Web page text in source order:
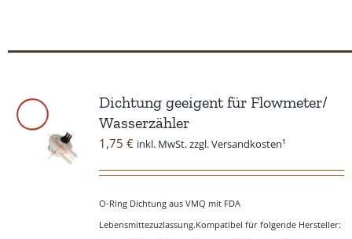
Dichtung geeigent für Flowmeter/
Wasserzähler
1,75 € inkl. MwSt. zzgl. Versandkosten¹
O-Ring Dichtung aus VMQ mit FDA
Lebensmittezuzlassung.Kompatibel für folgende Hersteller: